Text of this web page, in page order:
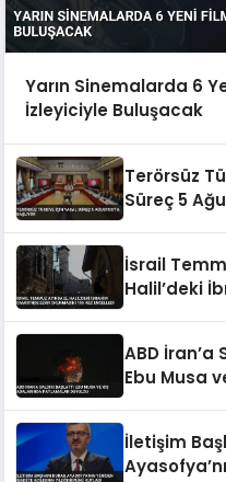
Yarın Sinemalarda 6
İzleyiciyle Buluşacak
Terörsüz
Süreç 5
İsrail
Halil’deki
Engelledi
ABD İran’a
Ebu Musa
İletişim